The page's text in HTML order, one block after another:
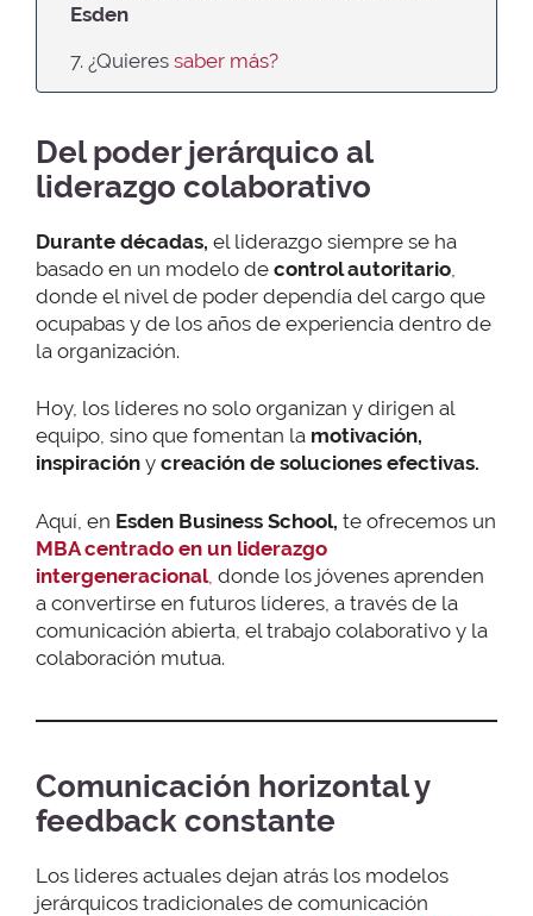
Esden
7. ¿Quieres saber más?
Del poder jerárquico al
liderazgo colaborativo
Durante décadas, el liderazgo siempre se ha
basado en un modelo de control autoritario
donde el nivel de poder dependía del cargo que
ocupabas y de los años de experiencia dentro de
la organización.
Hoy, los líderes no solo organizan y dirigen al
equipo, sino que fomentan la motivación,
inspiración y creación de soluciones efectivas.
Aquí, en Esden Business School, te ofrecemos un
MBA centrado en un liderazgo
intergeneracional, donde los jóvenes aprenden
a convertirse en futuros líderes, a través de la
comunicación abierta, el trabajo colaborativo y la
colaboración mutua.
Comunicación horizontal y
feedback constante
Los lideres actuales dejan atrás los modelos
jerárquicos tradicionales de comunicación